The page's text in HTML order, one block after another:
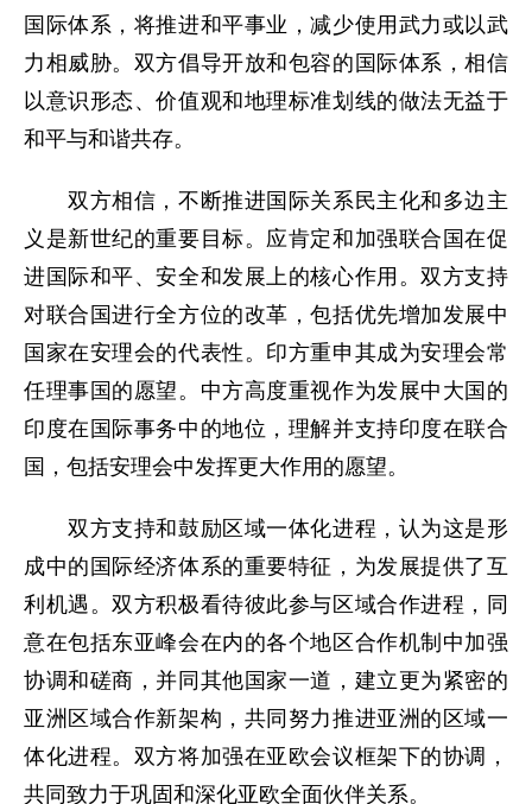
国际体系，将推进和平事业，减少使用武力或以武
力相威胁。双方倡导开放和包容的国际体系，相信
以意识形态、价值观和地理标准划线的做法无益于
和平与和谐共存。
双方相信，不断推进国际关系民主化和多边主
义是新世纪的重要目标。应肯定和加强联合国在促
进国际和平、安全和发展上的核心作用。双方支持
对联合国进行全方位的改革，包括优先增加发展中
国家在安理会的代表性。印方重申其成为安理会常
任理事国的愿望。中方高度重视作为发展中大国的
印度在国际事务中的地位，理解并支持印度在联合
国，包括安理会中发挥更大作用的愿望。
双方支持和鼓励区域一体化进程，认为这是形
成中的国际经济体系的重要特征，为发展提供了互
利机遇。双方积极看待彼此参与区域合作进程，同
意在包括东亚峰会在内的各个地区合作机制中加强
协调和磋商，并同其他国家一道，建立更为紧密的
亚洲区域合作新架构，共同努力推进亚洲的区域一
体化进程。双方将加强在亚欧会议框架下的协调，
共同致力于巩固和深化亚欧全面伙伴关系。